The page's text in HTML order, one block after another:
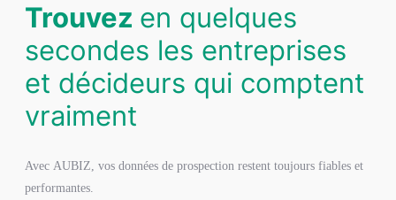
Trouvez en quelques
secondes les entreprises
et décideurs qui comptent
vraiment
Avec AUBIZ, vos données de prospection restent toujours fiables et
performantes.